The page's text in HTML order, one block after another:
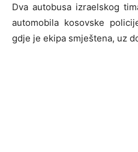
Dva autobusa izraelskog
automobila kosovske
gdje je ekipa smještena, uz